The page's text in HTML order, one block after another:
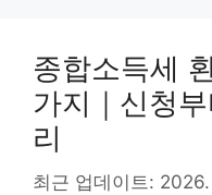
종합소득세
가지｜신청
리
최근 업데이트: 2026.